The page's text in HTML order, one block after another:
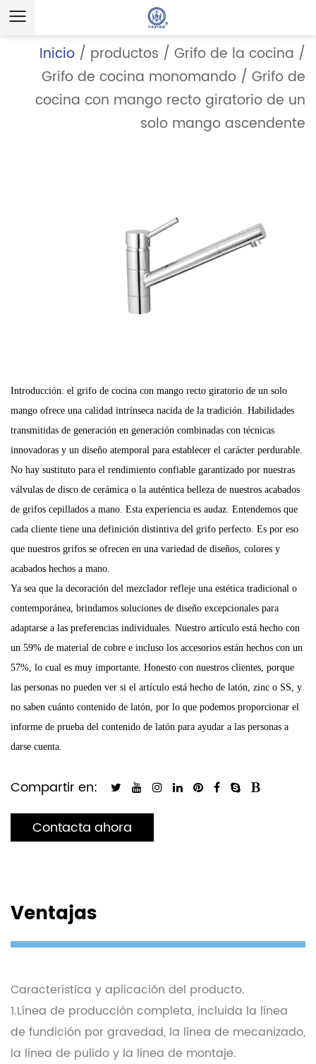
Inicio / productos / Grifo de la cocina /
Grifo de cocina monomando / Grifo de
cocina con mango recto giratorio de un
solo mango ascendente
Introducción: el grifo de cocina con mango recto giratorio de un solo
mango ofrece una calidad intrínseca nacida de la tradición. Habilidades
transmitidas de generación en generación combinadas con técnicas
innovadoras y un diseño atemporal para establecer el carácter perdurable.
No hay sustituto para el rendimiento confiable garantizado por nuestras
válvulas de disco de cerámica o la auténtica belleza de nuestros acabados
de grifos cepillados a mano. Esta experiencia es audaz. Entendemos que
cada cliente tiene una definición distintiva del grifo perfecto. Es por eso
que nuestros grifos se ofrecen en una variedad de diseños, colores y
acabados hechos a mano.
Ya sea que la decoración del mezclador refleje una estética tradicional o
contemporánea, brindamos soluciones de diseño excepcionales para
adaptarse a las preferencias individuales. Nuestro artículo está hecho con
un 59% de material de cobre e incluso los accesorios están hechos con un
57%, lo cual es muy importante. Honesto con nuestros clientes, porque
las personas no pueden ver si el artículo está hecho de latón, zinc o SS, y
no saben cuánto contenido de latón, por lo que podemos proporcionar el
informe de prueba del contenido de latón para ayudar a las personas a
darse cuenta.
Compartir en:
Contacta ahora
Ventajas
Característica y aplicación del producto.
1.Línea de producción completa, incluida la línea
de fundición por gravedad, la línea de mecanizado,
la línea de pulido y la línea de montaje.